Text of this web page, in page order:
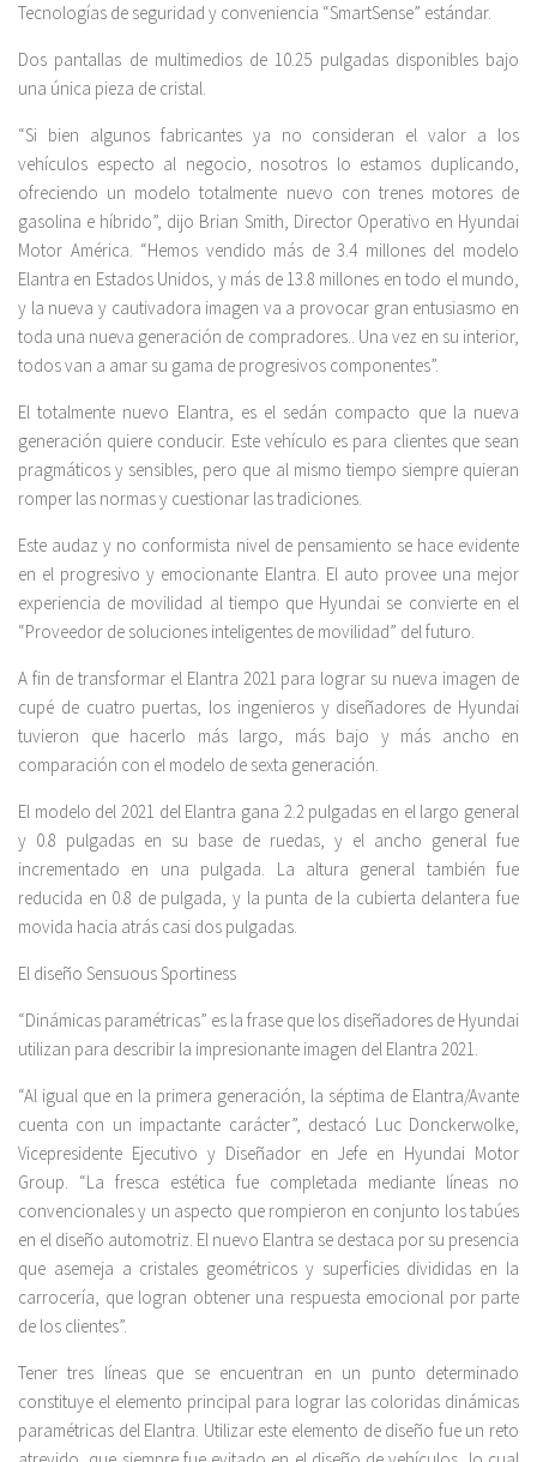
Tecnologías de seguridad y conveniencia “SmartSense” estándar.
Dos pantallas de multimedios de 10.25 pulgadas disponibles bajo
una única pieza de cristal.
“Si bien algunos fabricantes ya no consideran el valor a los
vehículos especto al negocio, nosotros lo estamos duplicando,
ofreciendo un modelo totalmente nuevo con trenes motores de
gasolina e híbrido”, dijo Brian Smith, Director Operativo en Hyundai
Motor América. “Hemos vendido más de 3.4 millones del modelo
Elantra en Estados Unidos, y más de 13.8 millones en todo el mundo,
y la nueva y cautivadora imagen va a provocar gran entusiasmo en
toda una nueva generación de compradores.. Una vez en su interior,
todos van a amar su gama de progresivos componentes”.
El totalmente nuevo Elantra, es el sedán compacto que la nueva
generación quiere conducir. Este vehículo es para clientes que sean
pragmáticos y sensibles, pero que al mismo tiempo siempre quieran
romper las normas y cuestionar las tradiciones.
Este audaz y no conformista nivel de pensamiento se hace evidente
en el progresivo y emocionante Elantra. El auto provee una mejor
experiencia de movilidad al tiempo que Hyundai se convierte en el
“Proveedor de soluciones inteligentes de movilidad” del futuro.
A fin de transformar el Elantra 2021 para lograr su nueva imagen de
cupé de cuatro puertas, los ingenieros y diseñadores de Hyundai
tuvieron que hacerlo más largo, más bajo y más ancho en
comparación con el modelo de sexta generación.
El modelo del 2021 del Elantra gana 2.2 pulgadas en el largo general
y 0.8 pulgadas en su base de ruedas, y el ancho general fue
incrementado en una pulgada. La altura general también fue
reducida en 0.8 de pulgada, y la punta de la cubierta delantera fue
movida hacia atrás casi dos pulgadas.
El diseño Sensuous Sportiness
“Dinámicas paramétricas” es la frase que los diseñadores de Hyundai
utilizan para describir la impresionante imagen del Elantra 2021.
“Al igual que en la primera generación, la séptima de Elantra/Avante
cuenta con un impactante carácter”, destacó Luc Donckerwolke,
Vicepresidente Ejecutivo y Diseñador en Jefe en Hyundai Motor
Group. “La fresca estética fue completada mediante líneas no
convencionales y un aspecto que rompieron en conjunto los tabúes
en el diseño automotriz. El nuevo Elantra se destaca por su presencia
que asemeja a cristales geométricos y superficies divididas en la
carrocería, que logran obtener una respuesta emocional por parte
de los clientes”.
Tener tres líneas que se encuentran en un punto determinado
constituye el elemento principal para lograr las coloridas dinámicas
paramétricas del Elantra. Utilizar este elemento de diseño fue un reto